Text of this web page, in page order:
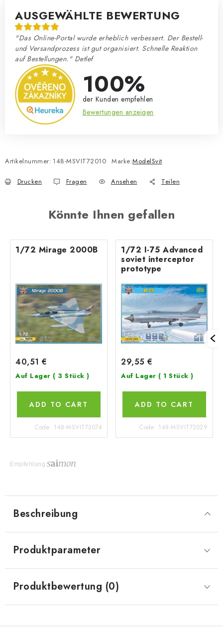
AUSGEWÄHLTE BEWERTUNG
"Das Online-Portal wurde erheblich verbessert. Der Bestell-
und Versandprozess ist gut organisiert. Schnelle Reaktion
auf Bestellungen." Detlef
100%
der Kunden empfehlen
Bewertungen anzeigen
Artikelnummer: 148-MSVIT72010 Marke:ModelSvit
Drucken Fragen Ansehen Teilen
Könnte Ihnen gefallen
1/72 Mirage 2000B
40,51 €
Auf Lager ( 3 Stück )
ADD TO CART
Code: 148-MSVIT72074
1/72 I-75 Advanced
soviet interceptor
prototype
29,55 €
Auf Lager ( 1 Stück )
ADD TO CART
Code: 148-MSVIT72029
Empfehlung
Beschreibung
Produktparameter
Produktbewertung (0)